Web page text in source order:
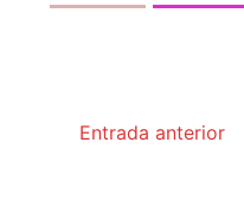
Entrada anterior